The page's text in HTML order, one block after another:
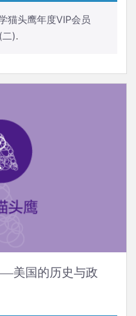
猫头鹰年度VIP会员
二).
美国的历史与政